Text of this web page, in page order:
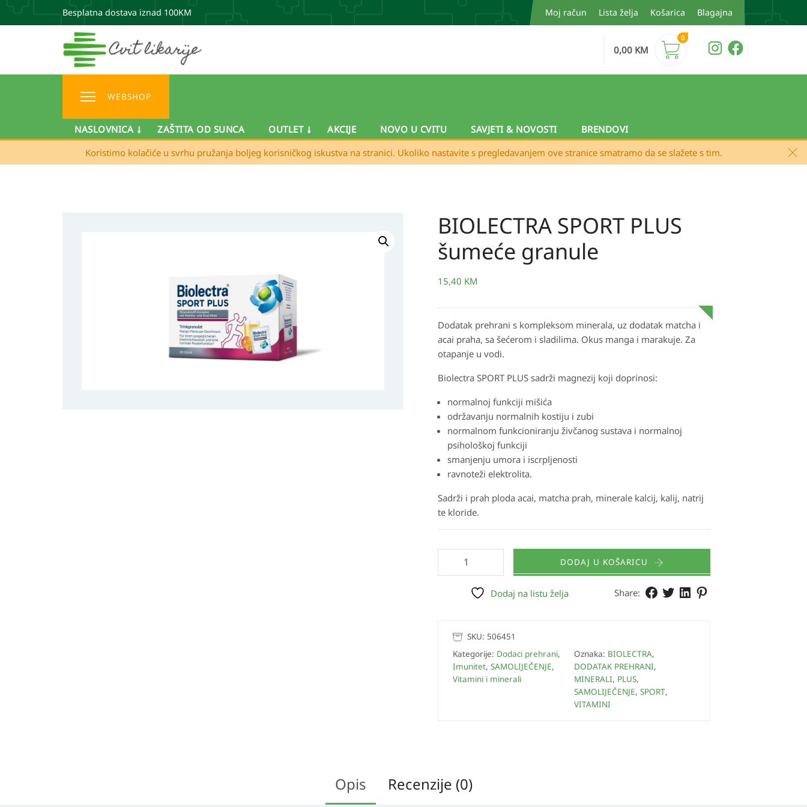
Besplatna dostava iznad 100KM Moj račun Lista želja Košarica Blagajna
0,00 KM
0
WEBSHOP
NASLOVNICA ZAŠTITA OD SUNCA OUTLET AKCIJE NOVO U CVITU SAVJETI & NOVOSTI
BRENDOVI
Koristimo kolačiće u svrhu pružanja boljeg korisničkog iskustva na stranici. Ukoliko nastavite s pregledavanjem ove stranice smatramo da se slažete s tim.
BIOLECTRA SPORT PLUS
šumeće granule
15,40 KM
Dodatak prehrani s kompleksom minerala, uz dodatak matcha i
acai praha, sa šećerom i sladilima. Okus manga i marakuje. Za
otapanje u vodi.
Biolectra SPORT PLUS sadrži magnezij koji doprinosi:
normalnoj funkciji mišića
održavanju normalnih kostiju i zubi
normalnom funkcioniranju živčanog sustava i normalnoj
psihološkoj funkciji
smanjenju umora i iscrpljenosti
ravnoteži elektrolita.
Sadrži i prah ploda acai, matcha prah, minerale kalcij, kalij, natrij
te kloride.
BIOLECTRA
granule
DODAJ U KOŠARICU
Share:
Dodaj na listu želja
SKU: 506451
Kategorije: Dodaci prehrani,
Imunitet, SAMOLIJEČENJE,
Vitamini i minerali
Oznaka: BIOLECTRA,
DODATAK PREHRANI,
MINERALI, PLUS,
SAMOLIJEČENJE, SPORT,
VITAMINI
Opis Recenzije (0)